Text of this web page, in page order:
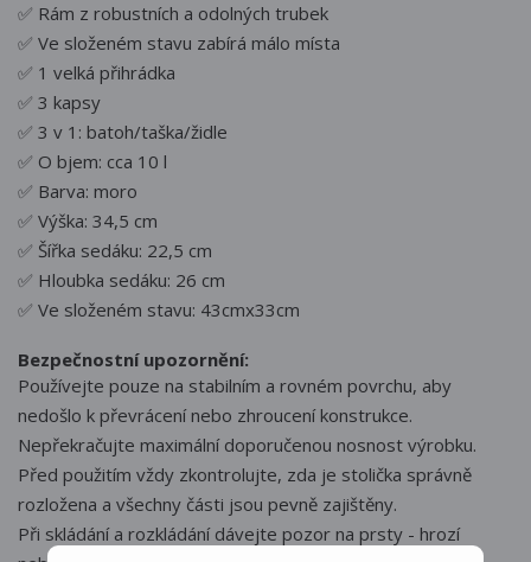
✅ Rám z robustních a odolných trubek
✅ Ve složeném stavu zabírá málo místa
✅ 1 velká přihrádka
✅ 3 kapsy
✅ 3 v 1: batoh/taška/židle
✅ O bjem: cca 10 l
✅ Barva: moro
✅ Výška: 34,5 cm
✅ Šířka sedáku: 22,5 cm
✅ Hloubka sedáku: 26 cm
✅ Ve složeném stavu: 43cmx33cm
Bezpečnostní upozornění:
Používejte pouze na stabilním a rovném povrchu, aby
nedošlo k převrácení nebo zhroucení konstrukce.
Nepřekračujte maximální doporučenou nosnost výrobku.
Před použitím vždy zkontrolujte, zda je stolička správně
rozložena a všechny části jsou pevně zajištěny.
Při skládání a rozkládání dávejte pozor na prsty - hrozí